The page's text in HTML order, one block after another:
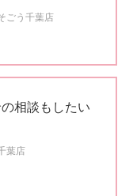
ごう千葉店
相談もしたい
葉店